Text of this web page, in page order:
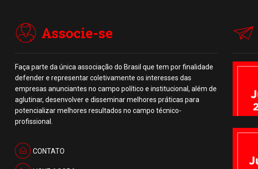
Associe-se
Faça parte da única associação do Brasil que tem por finalidade
defender e representar coletivamente os interesses das
empresas anunciantes no campo político e institucional, além de
aglutinar, desenvolver e disseminar melhores práticas para
potencializar melhores resultados no campo técnico-
profissional.
CONTATO